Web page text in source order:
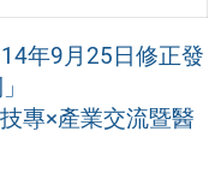
年9月25日修正發
技專×產業交流暨醫